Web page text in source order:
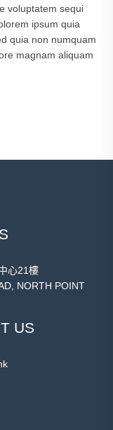
voluptatem sequi
ipsum quia
quia non numquam
magnam aliquam
心21樓
NORTH POINT
US